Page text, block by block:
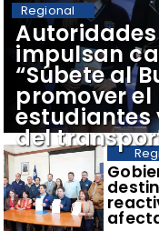
impulsan
“Súbete al
promover
estudiantes
del
Regional